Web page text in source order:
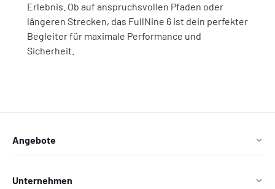
Erlebnis. Ob auf anspruchsvollen Pfaden oder
längeren Strecken, das FullNine 6 ist dein perfekter
Begleiter für maximale Performance und
Sicherheit.
Angebote
Unternehmen